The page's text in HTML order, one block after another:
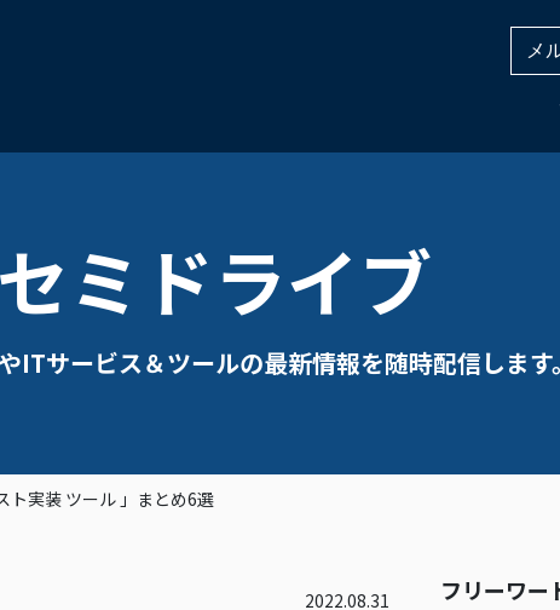
メ
ミドライブ
ITサービス＆ツールの最新情報を随時配信します。
ト実装 ツール 」まとめ6選
2022.08.31 フリーワー